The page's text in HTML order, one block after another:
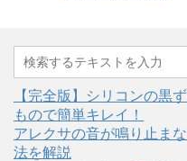
【完全版】シリコンの黒
もので簡単キレイ！
アレクサの音が鳴り止ま
法を解説